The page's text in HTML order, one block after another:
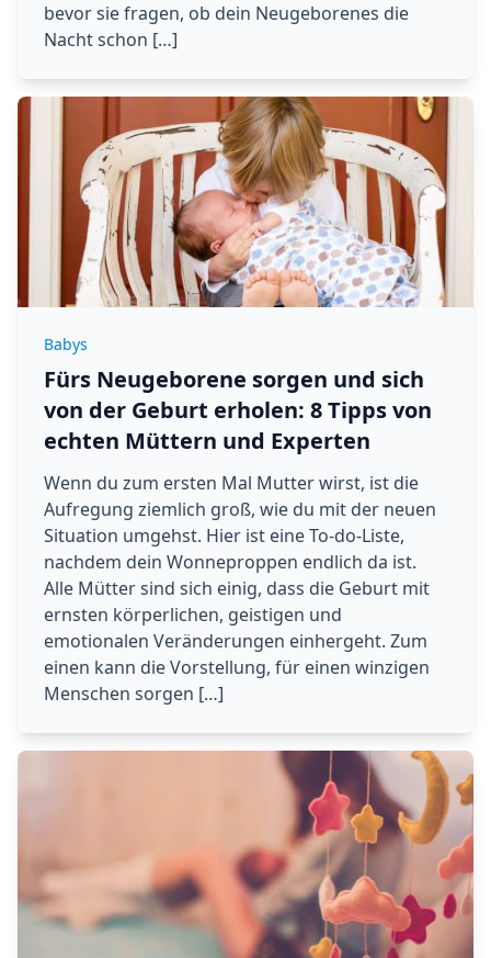
bevor sie fragen, ob dein Neugeborenes die
Nacht schon […]
Babys
Fürs Neugeborene sorgen und sich
von der Geburt erholen: 8 Tipps von
echten Müttern und Experten
Wenn du zum ersten Mal Mutter wirst, ist die
Aufregung ziemlich groß, wie du mit der neuen
Situation umgehst. Hier ist eine To-do-Liste,
nachdem dein Wonneproppen endlich da ist.
Alle Mütter sind sich einig, dass die Geburt mit
ernsten körperlichen, geistigen und
emotionalen Veränderungen einhergeht. Zum
einen kann die Vorstellung, für einen winzigen
Menschen sorgen […]